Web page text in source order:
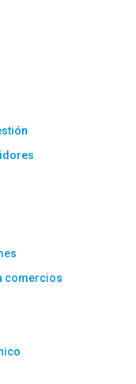
comercios